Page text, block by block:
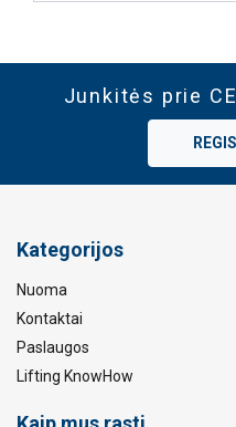
Junkitės prie
Kategorijos
Nuoma
Kontaktai
Paslaugos
Lifting KnowHow